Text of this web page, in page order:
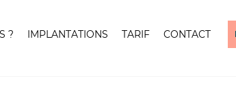
? IMPLANTATIONS TARIF CONTACT